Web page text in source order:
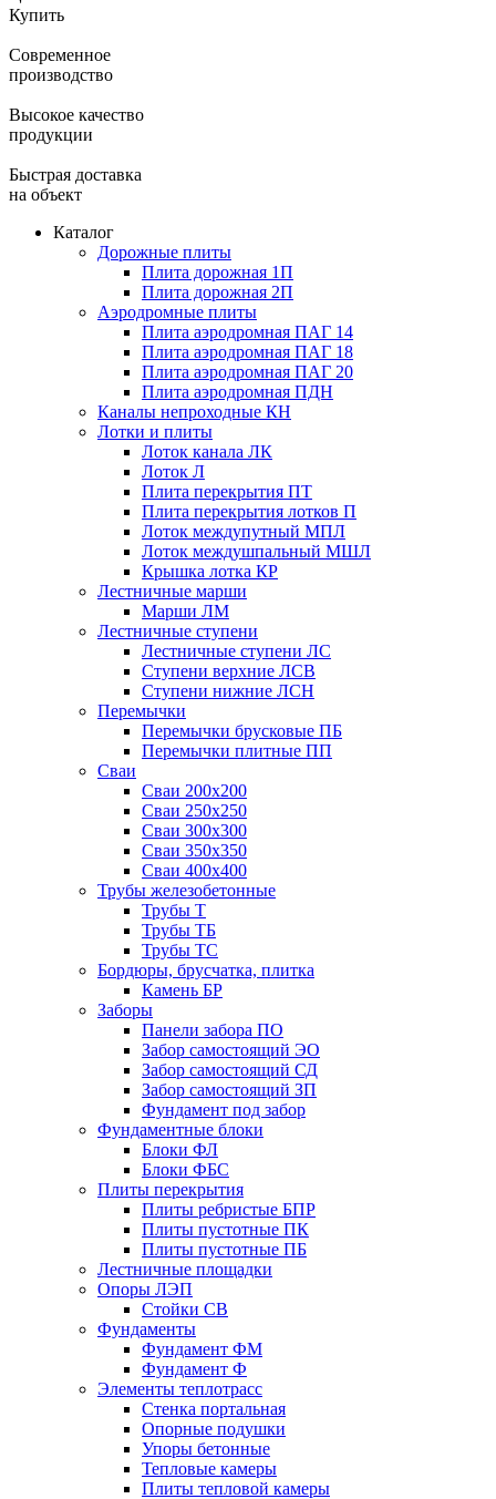
Купить
Современное
производство
Высокое качество
продукции
Быстрая доставка
на объект
Каталог
Дорожные плиты
Плита дорожная 1П
Плита дорожная 2П
Аэродромные плиты
Плита аэродромная ПАГ 14
Плита аэродромная ПАГ 18
Плита аэродромная ПАГ 20
Плита аэродромная ПДН
Каналы непроходные КН
Лотки и плиты
Лоток канала ЛК
Лоток Л
Плита перекрытия ПТ
Плита перекрытия лотков П
Лоток междупутный МПЛ
Лоток междушпальный МШЛ
Крышка лотка КР
Лестничные марши
Марши ЛМ
Лестничные ступени
Лестничные ступени ЛС
Ступени верхние ЛСВ
Ступени нижние ЛСН
Перемычки
Перемычки брусковые ПБ
Перемычки плитные ПП
Сваи
Сваи 200х200
Сваи 250х250
Сваи 300х300
Сваи 350х350
Сваи 400х400
Трубы железобетонные
Трубы Т
Трубы ТБ
Трубы ТС
Бордюры, брусчатка, плитка
Камень БР
Заборы
Панели забора ПО
Забор самостоящий ЭО
Забор самостоящий СД
Забор самостоящий ЗП
Фyндамент под забор
Фундаментные блоки
Блоки ФЛ
Блоки ФБС
Плиты перекрытия
Плиты ребристые БПР
Плиты пустотные ПК
Плиты пустотные ПБ
Лестничные площадки
Опоры ЛЭП
Стойки СВ
Фундаменты
Фyндамент ФМ
Фyндамент Ф
Элементы теплотрасс
Стенка портальная
Опорные подушки
Упоры бетонные
Тепловые камеры
Плиты тепловой камеры